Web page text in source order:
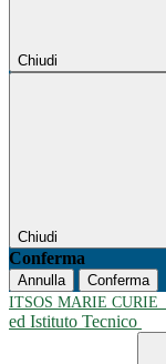
Chiudi
Chiudi
Conferma
Annulla
Conferma
ITSOS MARIE CURIE
ed Istituto Tecnico